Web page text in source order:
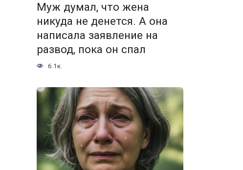
Муж думал, что жена
никуда не денется. А она
написала заявление на
развод, пока он спал
6.1к.